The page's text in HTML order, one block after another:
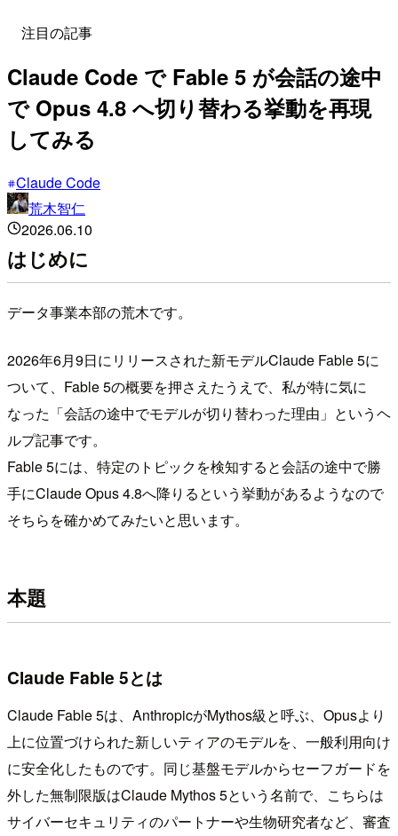
注目の記事
Claude Code で Fable 5 が会話の途中
で Opus 4.8 へ切り替わる挙動を再現
してみる
Claude Code
荒木智仁
2026.06.10
はじめに
データ事業本部の荒木です。
2026年6月9日にリリースされた新モデルClaude Fable 5に
ついて、Fable 5の概要を押さえたうえで、私が特に気に
なった「会話の途中でモデルが切り替わった理由」というヘ
ルプ記事です。
Fable 5には、特定のトピックを検知すると会話の途中で勝
手にClaude Opus 4.8へ降りるという挙動があるようなので
そちらを確かめてみたいと思います。
本題
Claude Fable 5とは
Claude Fable 5は、AnthropicがMythos級と呼ぶ、Opusより
上に位置づけられた新しいティアのモデルを、一般利用向け
に安全化したものです。同じ基盤モデルからセーフガードを
外した無制限版はClaude Mythos 5という名前で、こちらは
サイバーセキュリティのパートナーや生物研究者など、審査